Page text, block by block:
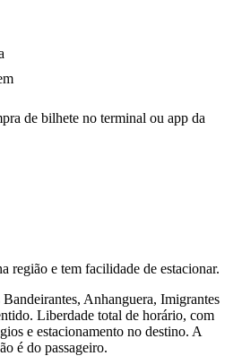
de bilhete no terminal ou app da
região e tem facilidade de estacionar.
Anhanguera, Imigrantes
Liberdade total de horário, com
e estacionamento no destino. A
é do passageiro.